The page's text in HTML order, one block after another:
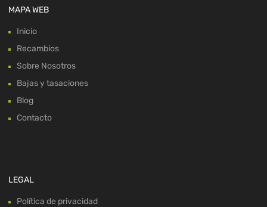
MAPA WEB
Inicio
Recambios
Sobre Nosotros
Bajas y tasaciones
Blog
Contacto
LEGAL
Política de privacidad